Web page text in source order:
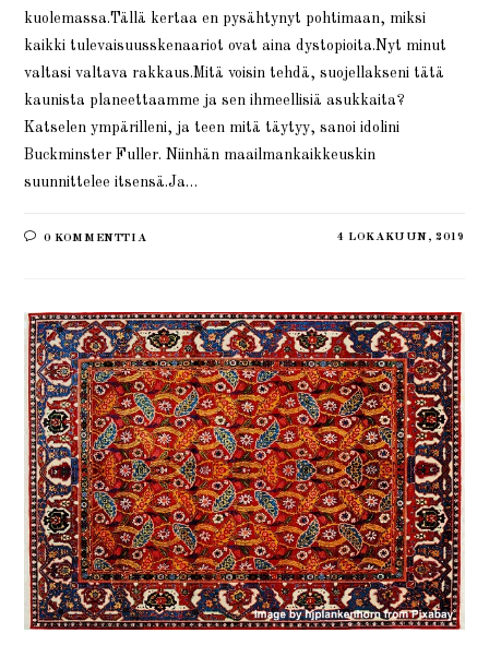
kuolemassa.Tällä kertaa en pysähtynyt pohtimaan, miksi
kaikki tulevaisuusskenaariot ovat aina dystopioita.Nyt minut
valtasi valtava rakkaus.Mitä voisin tehdä, suojellakseni tätä
kaunista planeettaamme ja sen ihmeellisiä asukkaita?
Katselen ympärilleni, ja teen mitä täytyy, sanoi idolini
Buckminster Fuller. Niinhän maailmankaikkeuskin
suunnittelee itsensä.Ja…
0 KOMMENTTIA 4 LOKAKUUN, 2019